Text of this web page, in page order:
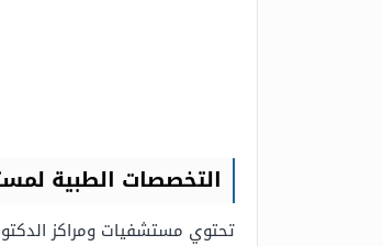
التخصصات الطبية
تحتوي مستشفيات ومراكز